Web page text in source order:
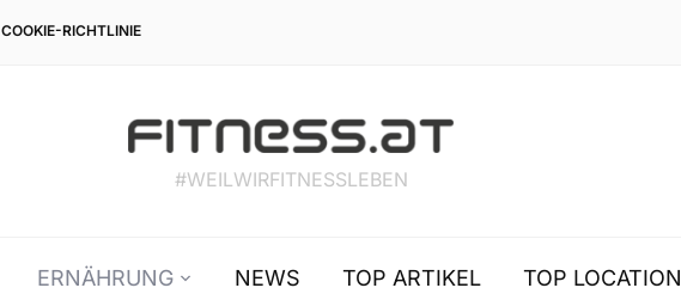
COOKIE-RICHTLINIE
#WEILWIRFITNESSLEBEN
ERNÄHRUNG NEWS TOP ARTIKEL TOP LOCATION